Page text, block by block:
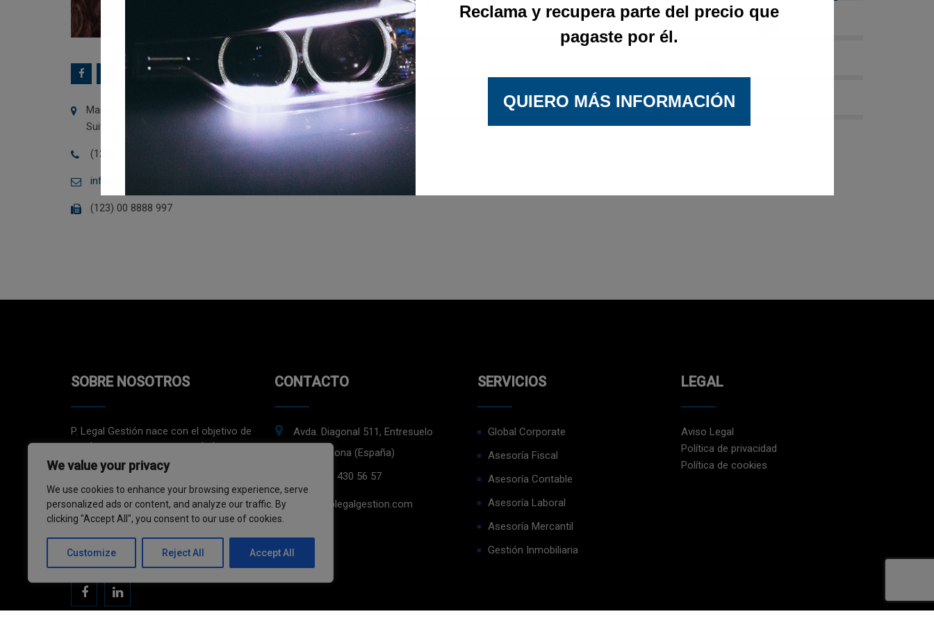
We value your privacy
We use cookies to enhance your browsing experience, serve
personalized ads or content, and analyze our traffic. By
clicking "Accept All", you consent to our use of cookies.
Customize Reject All Accept All
Maria Law Associates PC, 185 Town Park Drive,
Suite 310 Tumpa , FL33702
(123) 00 8888 999
info@radiustheme.com
(123) 00 8888 997
Family Law
Divorce Law
Loan Law
65%
SOBRE NOSOTROS
P. Legal Gestión nace con el objetivo de
ayudar a empresas, emprendedores y
autónomos a gestionar sus proyectos
y negocios. Nuestro equipo està
formado por profesionales de
diferentes àreas y con una contrastada
experiencia que nos permite dar
soluciones integrales a las necedidades
específicas de nuestros clientes.
CONTACTO
Avda. Diagonal 511, Entresuelo
08029 Barcelona (España)
(+34) 93 430 56 57
info@plegalgestion.com
SERVICIOS
Global Corporate
Asesoría Fiscal
Asesoría Contable
Asesoría Laboral
Asesoría Mercantil
Gestión Inmobiliaria
LEGAL
Aviso Legal
Política de privacidad
Política de cookies
Reclama y recupera parte del precio que
pagaste por él.
QUIERO MÁS INFORMACIÓN